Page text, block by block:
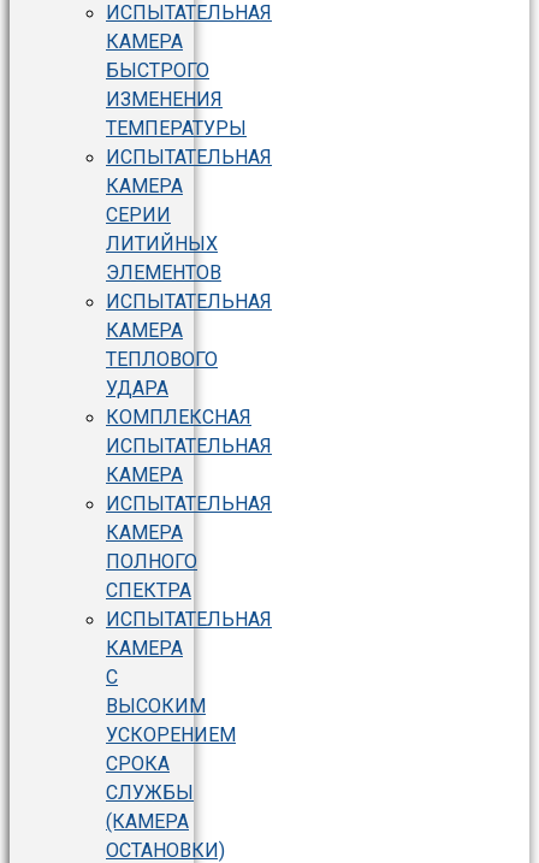
ИСПЫТАТЕЛЬНАЯ
КАМЕРА
БЫСТРОГО
ИЗМЕНЕНИЯ
ТЕМПЕРАТУРЫ
ИСПЫТАТЕЛЬНАЯ
КАМЕРА
СЕРИИ
ЛИТИЙНЫХ
ЭЛЕМЕНТОВ
ИСПЫТАТЕЛЬНАЯ
КАМЕРА
ТЕПЛОВОГО
УДАРА
КОМПЛЕКСНАЯ
ИСПЫТАТЕЛЬНАЯ
КАМЕРА
ИСПЫТАТЕЛЬНАЯ
КАМЕРА
ПОЛНОГО
СПЕКТРА
ИСПЫТАТЕЛЬНАЯ
КАМЕРА
С
ВЫСОКИМ
УСКОРЕНИЕМ
СРОКА
СЛУЖБЫ
(КАМЕРА
ОСТАНОВКИ)